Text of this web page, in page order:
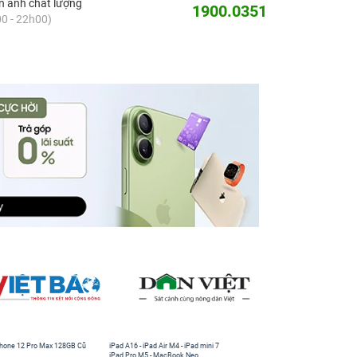
ánh chất lượng
- 22h00)
1900.0351
12 Pro Max 128GB Cũ
iPad A16 -iPad Air M4 -iPad mini 7
iPad Pro M5 - MacBook Neo